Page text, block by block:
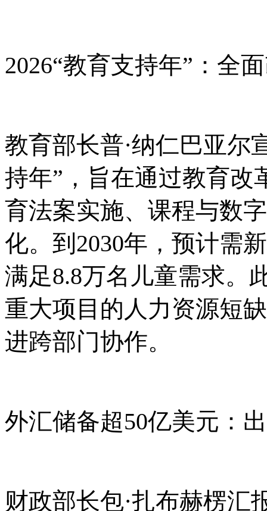
2026“教育支持年”：全
教育部长普·纳仁巴亚尔
持年”，旨在通过教育改
育法案实施、课程与数
化。到2030年，预计需
满足8.8万名儿童需求。
重大项目的人力资源短
进跨部门协作。
外汇储备超50亿美元：
财政部长包·扎布赫楞汇